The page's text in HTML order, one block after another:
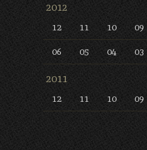
2012
12 11 10 09
06 05 04 03
2011
12 11 10 09